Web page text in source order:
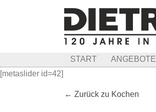
START ANGEBOTE
[metaslider id=42]
← Zurück zu Kochen